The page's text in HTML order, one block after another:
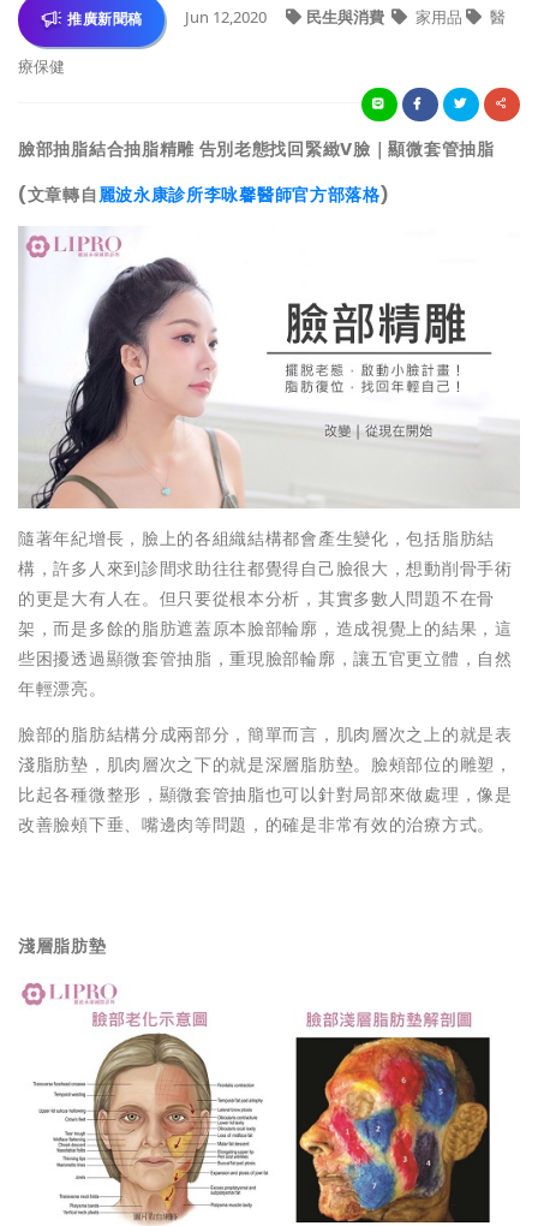
推廣新聞稿 Jun 12,2020 民生與消費 家用品 醫
療保健
臉部抽脂結合抽脂精雕 告別老態找回緊緻V臉｜顯微套管抽脂
(文章轉自麗波永康診所李咏馨醫師官方部落格)
隨著年紀增長，臉上的各組織結構都會產生變化，包括脂肪結
構，許多人來到診間求助往往都覺得自己臉很大，想動削骨手術
的更是大有人在。但只要從根本分析，其實多數人問題不在骨
架，而是多餘的脂肪遮蓋原本臉部輪廓，造成視覺上的結果，這
些困擾透過顯微套管抽脂，重現臉部輪廓，讓五官更立體，自然
年輕漂亮。
臉部的脂肪結構分成兩部分，簡單而言，肌肉層次之上的就是表
淺脂肪墊，肌肉層次之下的就是深層脂肪墊。臉頰部位的雕塑，
比起各種微整形，顯微套管抽脂也可以針對局部來做處理，像是
改善臉頰下垂、嘴邊肉等問題，的確是非常有效的治療方式。
淺層脂肪墊